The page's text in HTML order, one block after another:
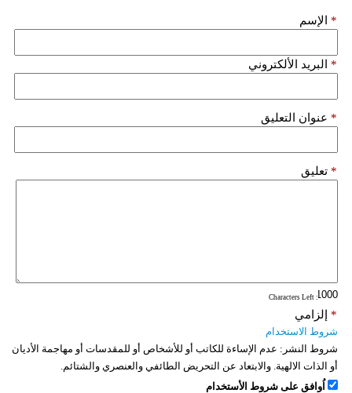
الإسم *
البريد الألكتروني *
عنوان التعليق *
تعليق *
: Characters Left
إلزامي *
شروط الاستخدام
شروط النشر: عدم الإساءة للكاتب أو للأشخاص أو للمقدسات أو مهاجمة الأديان
أو الذات الالهية. والابتعاد عن التحريض الطائفي والعنصري والشتائم.
اُوافق على شروط الأستخدام